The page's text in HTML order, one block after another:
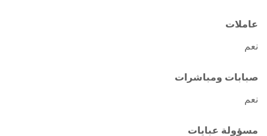
عاملات
نعم
صبابات ومباشرات
نعم
مسؤولة عبايات